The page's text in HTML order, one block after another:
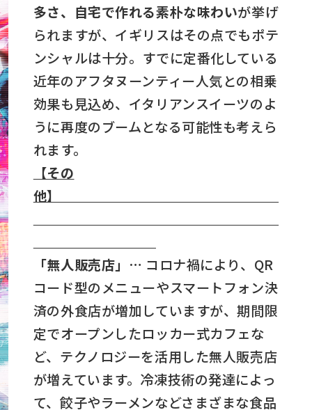
多さ、自宅で作れる素朴な味わいが挙げ
られますが、イギリスはその点でもポテ
ンシャルは十分。すでに定番化している
近年のアフタヌーンティー人気との相乗
効果も見込め、イタリアンスイーツのよ
うに再度のブームとなる可能性も考えら
れます。
【その
他】
「無人販売店」… コロナ禍により、QR
コード型のメニューやスマートフォン決
済の外食店が増加していますが、期間限
定でオープンしたロッカー式カフェな
ど、テクノロジーを活用した無人販売店
が増えています。冷凍技術の発達によっ
て、餃子やラーメンなどさまざまな食品